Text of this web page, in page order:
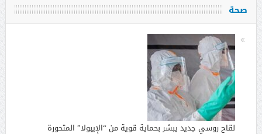
صحة
لقاح روسي جديد يبشر بحماية قوية من “الإيبولا” المتحورة